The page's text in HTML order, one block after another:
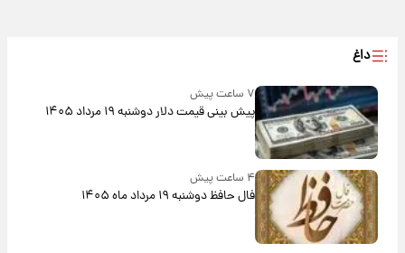
داغ
۷ ساعت پیش
پیش‌ بینی قیمت دلار دوشنبه ۱۹ مرداد ۱۴۰۵
۴ ساعت پیش
فال حافظ دوشنبه ۱۹ مرداد ماه ۱۴۰۵